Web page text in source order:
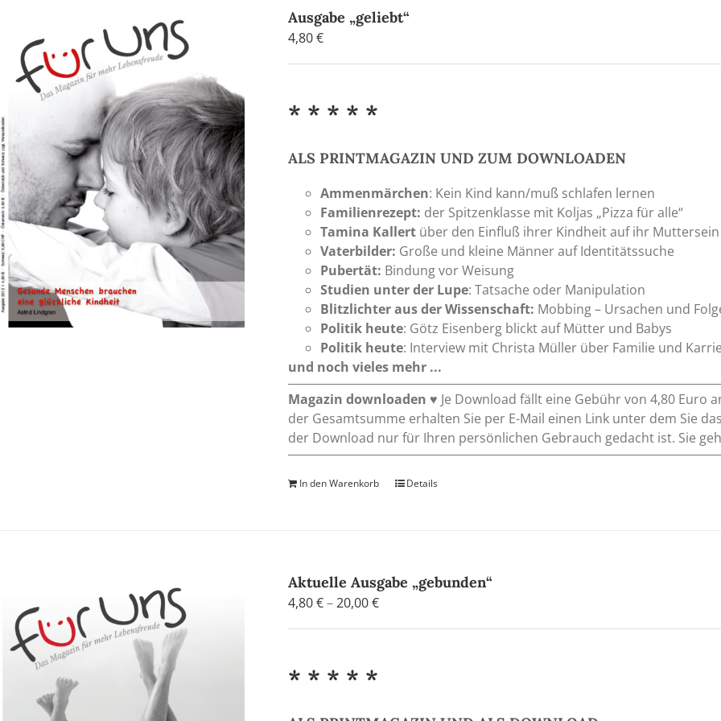
Ausgabe „geliebt“
4,80€
* * * * *
ALS PRINTMAGAZIN UND ZUM DOWNLOADEN
Ammenmärchen: Kein Kind kann/muß schlafen lernen
Familienrezept: der Spitzenklasse mit Koljas „Pizza für alle“
Tamina Kallert über den Einfluß ihrer Kindheit auf ihr Muttersein
Vaterbilder: Große und kleine Männer auf Identitätssuche
Pubertät: Bindung vor Weisung
Studien unter der Lupe: Tatsache oder Manipulation
Blitzlichter aus der Wissenschaft: Mobbing – Ursachen und
Politik heute: Götz Eisenberg blickt auf Mütter und Babys
Politik heute: Interview mit Christa Müller über Familie und
und noch vieles mehr ...
Magazin downloaden ♥ Je Download fällt eine Gebühr von 4,80 Euro
der Gesamtsumme erhalten Sie per E-Mail einen Link unter dem Sie
der Download nur für Ihren persönlichen Gebrauch gedacht ist. Sie
In den Warenkorb Details
Aktuelle Ausgabe „gebunden“
4,80€–20,00€Preisspanne:
* * * * *